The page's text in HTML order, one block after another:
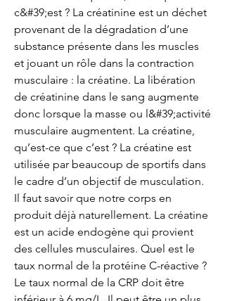
c&#39;est ? La créatinine est un déchet
provenant de la dégradation d’une
substance présente dans les muscles
et jouant un rôle dans la contraction
musculaire : la créatine. La libération
de créatinine dans le sang augmente
donc lorsque la masse ou l&#39;activité
musculaire augmentent. La créatine,
qu’est-ce que c’est ? La créatine est
utilisée par beaucoup de sportifs dans
le cadre d’un objectif de musculation.
Il faut savoir que notre corps en
produit déjà naturellement. La créatine
est un acide endogène qui provient
des cellules musculaires. Quel est le
taux normal de la protéine C-réactive ?
Le taux normal de la CRP doit être